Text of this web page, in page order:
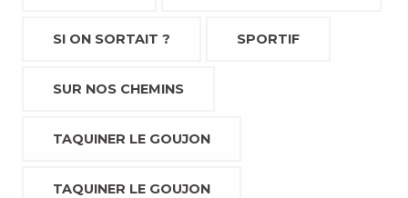
SI ON SORTAIT ? SPORTIF
SUR NOS CHEMINS
TAQUINER LE GOUJON
TAQUINER LE GOUJON